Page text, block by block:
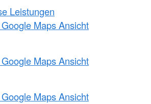
Leistungen
Maps Ansicht
Maps Ansicht
Maps Ansicht